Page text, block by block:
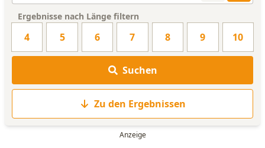
ANAGRAMM-GENERATOR
WORTLISTE
Ergebnisse nach Länge filtern
4 5 6 7 8 9 10
Suchen
Zu den Ergebnissen